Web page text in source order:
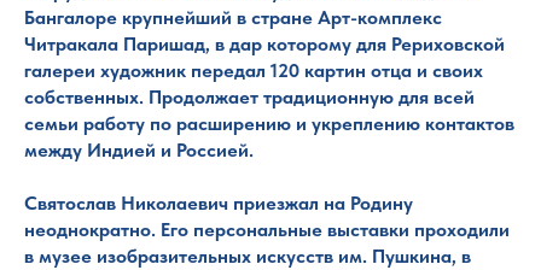
Бангалоре крупнейший в стране Арт-комплекс
Читракала Паришад, в дар которому для Рериховской
галереи художник передал 120 картин отца и своих
собственных. Продолжает традиционную для всей
семьи работу по расширению и укреплению контактов
между Индией и Россией.
Святослав Николаевич приезжал на Родину
неоднократно. Его персональные выставки проходили
в музее изобразительных искусств им. Пушкина, в